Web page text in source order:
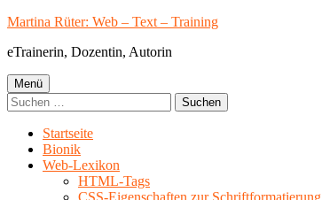
Springe
Inhalt
Martina Rüter: Web – Text – Training
eTrainerin, Dozentin, Autorin
Primäres
Menü
Menü
Suchen
nach:
Startseite
Bionik
Web-Lexikon
HTML-Tags
CSS-Eigenschaften zur Schriftformatierung